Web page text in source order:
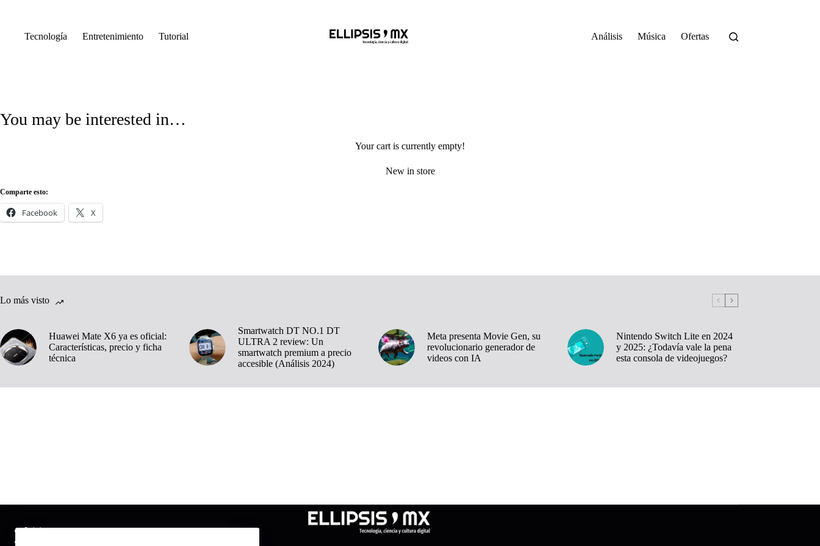
Tecnología
Entretenimiento Tutorial Análisis Música Ofertas
You may be interested in…
Your cart is currently empty!
New in store
Comparte esto:
Facebook X
Lo más visto
Huawei Mate X6 ya es oficial:
Características, precio y ficha
técnica
Smartwatch DT NO.1 DT
ULTRA 2 review: Un
smartwatch premium a precio
accesible (Análisis 2024)
Meta presenta Movie Gen, su
revolucionario generador de
videos con IA
Nintendo Switch Lite en 2024
y 2025: ¿Todavía vale la pena
esta consola de videojuegos?
Inicio